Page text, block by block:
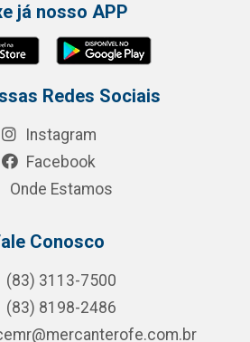
já nosso APP
Redes Sociais
Instagram
Facebook
Onde Estamos
Conosco
(83) 3113-7500
(83) 8198-2486